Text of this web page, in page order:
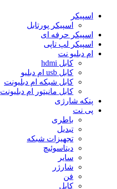
اسپیکر
اسپیکر پورتابل
اسپیکر حرفه ای
اسپیکر لپ تاپی
ام دبلیو نت
کابل hdmi
کابل usb ام دبلیو
کابل شبکه ام دبلیونت
کابل مانیتور ام دبلیونت
پنکه شارژی
پی نت
باطری
تبدیل
تجهیزات شبکه
دیتاسوئیچ
سایر
شارژر
فن
کابل